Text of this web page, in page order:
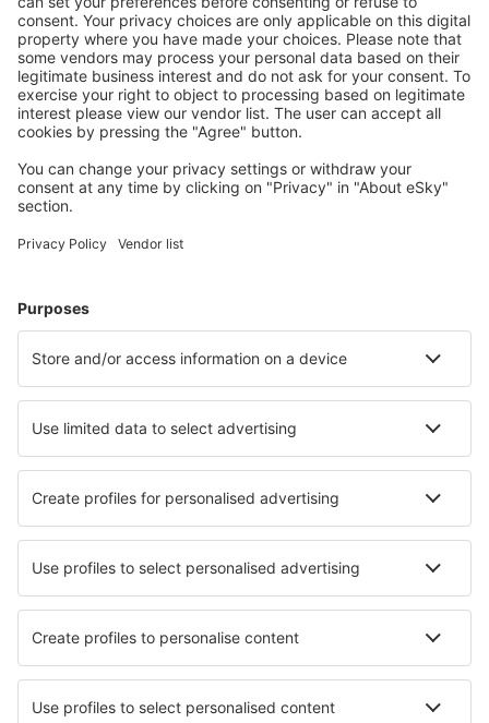
Descarcă aplicația noastrăși organizează-ţi
convenabil călătoriile
Planifică-ți călătoria
Bilete de avion
Zbor+Hotel
Află mai multe
Companii aeriene
Wizz Air
Ryanair
Lufthansa